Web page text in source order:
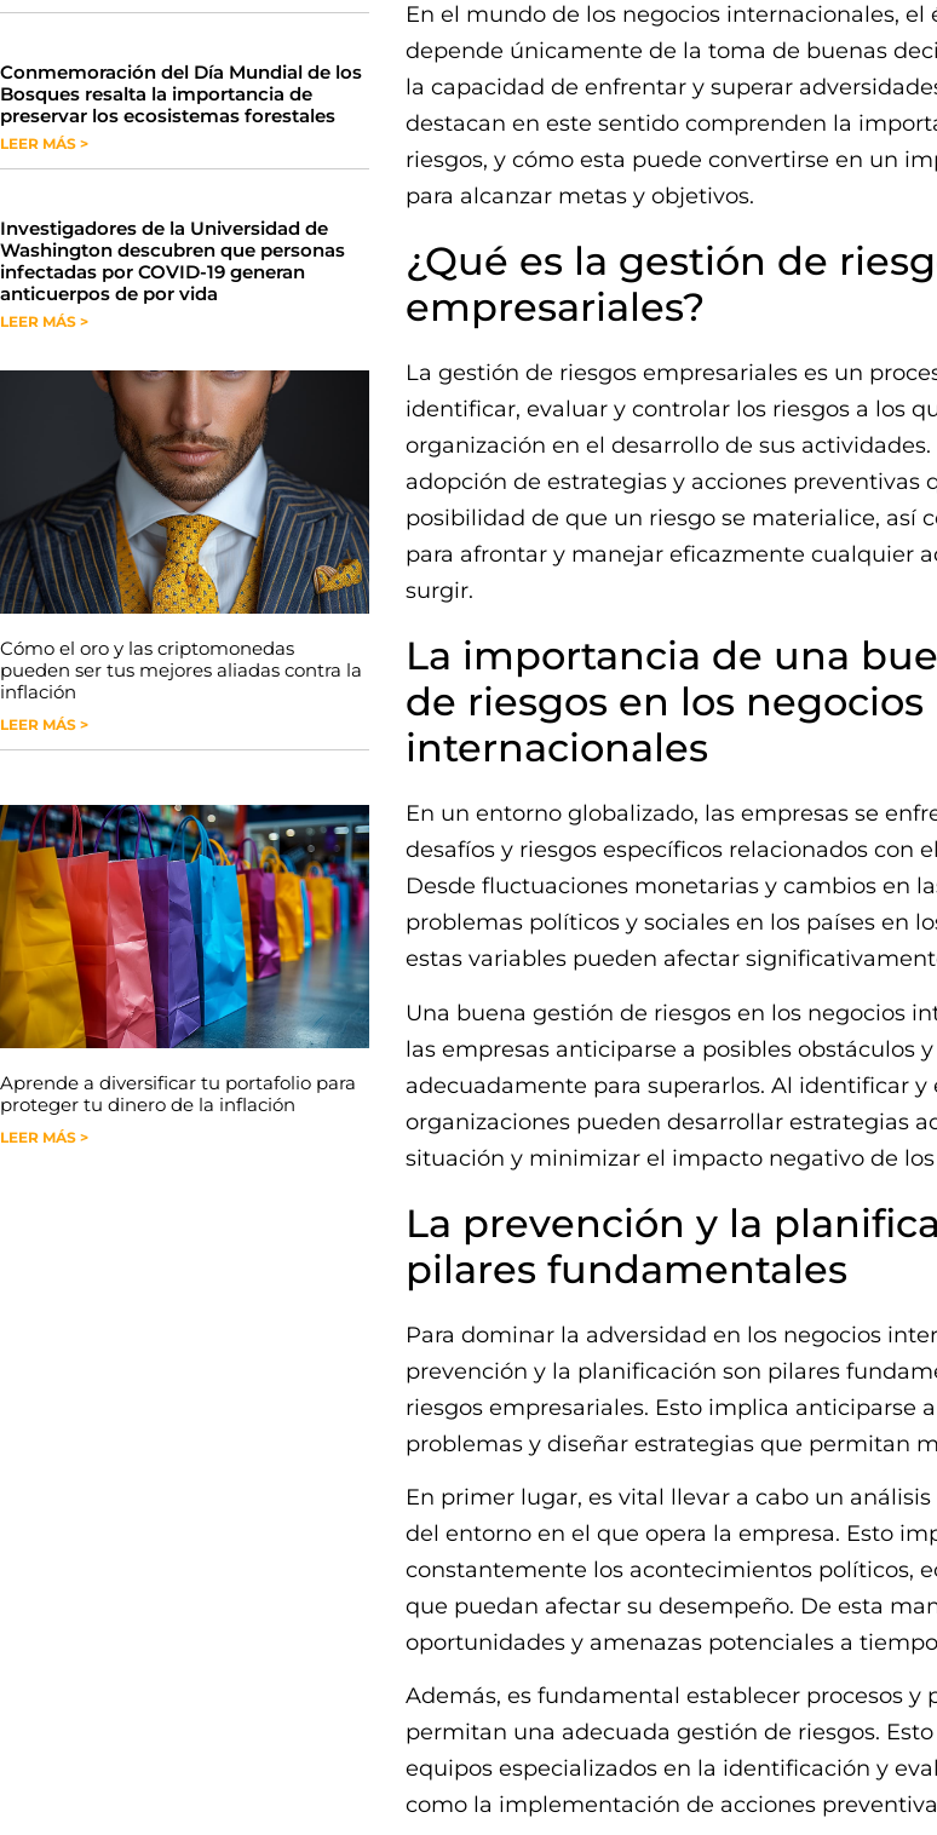
Conmemoración del Día Mundial de los
Bosques resalta la importancia de
preservar los ecosistemas forestales
LEER MÁS >
Investigadores de la Universidad de
Washington descubren que personas
infectadas por COVID-19 generan
anticuerpos de por vida
LEER MÁS >
Cómo el oro y las criptomonedas
pueden ser tus mejores aliadas contra la
inflación
LEER MÁS >
Aprende a diversificar tu portafolio para
proteger tu dinero de la inflación
LEER MÁS >
En el mundo de los negocios internacionales, el
depende únicamente de la toma de buenas
la capacidad de enfrentar y superar
destacan en este sentido comprenden la
riesgos, y cómo esta puede convertirse en un
para alcanzar metas y objetivos.
¿Qué es la gestión de
empresariales?
La gestión de riesgos empresariales es un
identificar, evaluar y controlar los riesgos a los
organización en el desarrollo de sus
adopción de estrategias y acciones preventivas
posibilidad de que un riesgo se materialice, así
para afrontar y manejar eficazmente cualquier
surgir.
La importancia de una
de riesgos en los negocios
internacionales
En un entorno globalizado, las empresas se
desafíos y riesgos específicos relacionados con
Desde fluctuaciones monetarias y cambios en
problemas políticos y sociales en los países en
estas variables pueden afectar
Una buena gestión de riesgos en los negocios
las empresas anticiparse a posibles obstáculos
adecuadamente para superarlos. Al identificar y
organizaciones pueden desarrollar estrategias
situación y minimizar el impacto negativo de
La prevención y la
pilares fundamentales
Para dominar la adversidad en los negocios
prevención y la planificación son pilares
riesgos empresariales. Esto implica anticiparse
problemas y diseñar estrategias que permitan
En primer lugar, es vital llevar a cabo un
del entorno en el que opera la empresa. Esto
constantemente los acontecimientos políticos,
que puedan afectar su desempeño. De esta
oportunidades y amenazas potenciales a
Además, es fundamental establecer procesos y
permitan una adecuada gestión de riesgos.
equipos especializados en la identificación y
como la implementación de acciones